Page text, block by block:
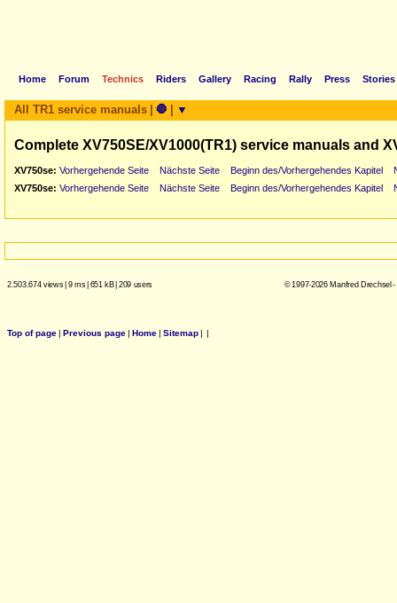
Home Forum Technics Riders Gallery Racing Rally Press Stories
All TR1 service manuals 🛑 ▼
Complete XV750SE/XV1000(TR1) service manuals and
XV750se: Vorhergehende Seite Nächste Seite Beginn des/Vorhergehendes Kapitel
XV750se: Vorhergehende Seite Nächste Seite Beginn des/Vorhergehendes Kapitel
2.503.674 views| 9 ms| 651 kB| 209 users © 1997-2026 Manfred Drechsel
Top of page| Previous page| Home| Sitemap| |